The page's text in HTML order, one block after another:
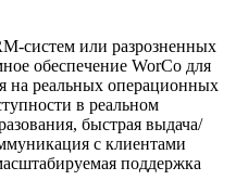
систем или разрозненных
обеспечение WorCo для
на реальных операционных
в реальном
быстрая выдача/
с клиентами
поддержка